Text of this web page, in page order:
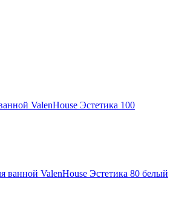
ValenHouse Эстетика 100